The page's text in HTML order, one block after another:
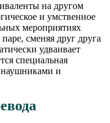
на другом
и умственное
мероприятиях
сменяя друг друга
удваивает
специальная
наушниками и